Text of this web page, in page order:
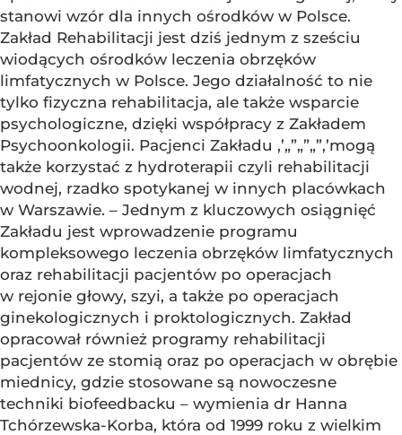
stanowi wzór dla innych ośrodków w Polsce.
Zakład Rehabilitacji jest dziś jednym z sześciu
wiodących ośrodków leczenia obrzęków
limfatycznych w Polsce. Jego działalność to nie
tylko fizyczna rehabilitacja, ale także wsparcie
psychologiczne, dzięki współpracy z Zakładem
Psychoonkologii. Pacjenci Zakładu ‚’„”„”„”‚’mogą
także korzystać z hydroterapii czyli rehabilitacji
wodnej, rzadko spotykanej w innych placówkach
w Warszawie. – Jednym z kluczowych osiągnięć
Zakładu jest wprowadzenie programu
kompleksowego leczenia obrzęków limfatycznych
oraz rehabilitacji pacjentów po operacjach
w rejonie głowy, szyi, a także po operacjach
ginekologicznych i proktologicznych. Zakład
opracował również programy rehabilitacji
pacjentów ze stomią oraz po operacjach w obrębie
miednicy, gdzie stosowane są nowoczesne
techniki biofeedbacku – wymienia dr Hanna
Tchórzewska-Korba, która od 1999 roku z wielkim